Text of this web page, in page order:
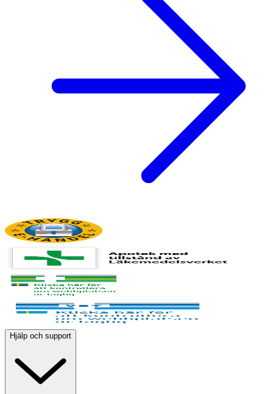
Hjälp och support